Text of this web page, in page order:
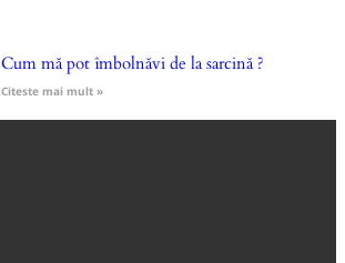
Cum mă pot îmbolnăvi de la sarcină ?
Citeste mai mult »